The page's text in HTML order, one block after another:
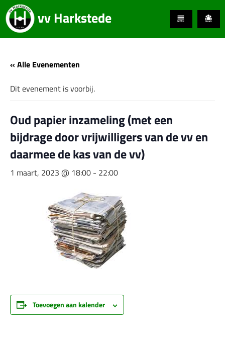
vv Harkstede
« Alle Evenementen
Dit evenement is voorbij.
Oud papier inzameling (met een
bijdrage door vrijwilligers van de vv en
daarmee de kas van de vv)
1 maart, 2023 @ 18:00 - 22:00
Toevoegen aan kalender